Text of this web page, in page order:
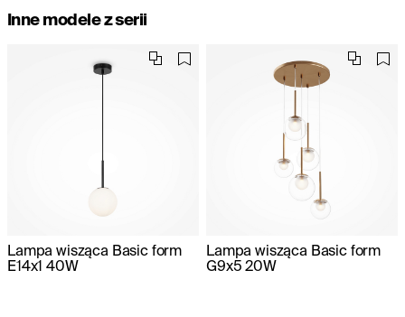
Inne modele z serii
Lampa wisząca Basic form
E14x1 40W
Lampa wisząca Basic form
G9x5 20W